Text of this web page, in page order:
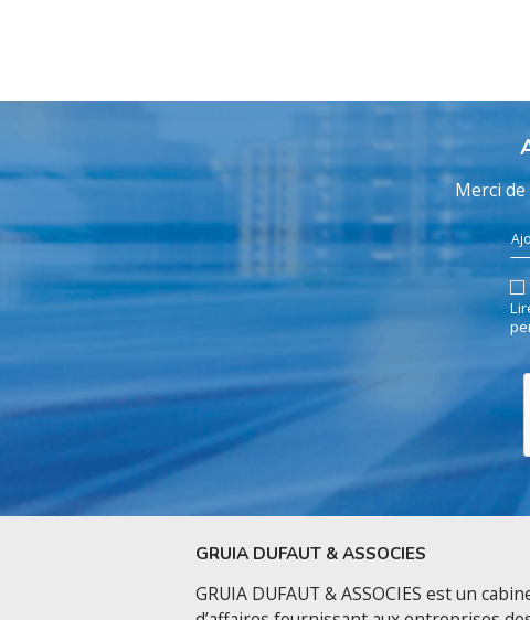
Merci
GRUIA DUFAUT & ASSOCIES
GRUIA DUFAUT & ASSOCIES est un